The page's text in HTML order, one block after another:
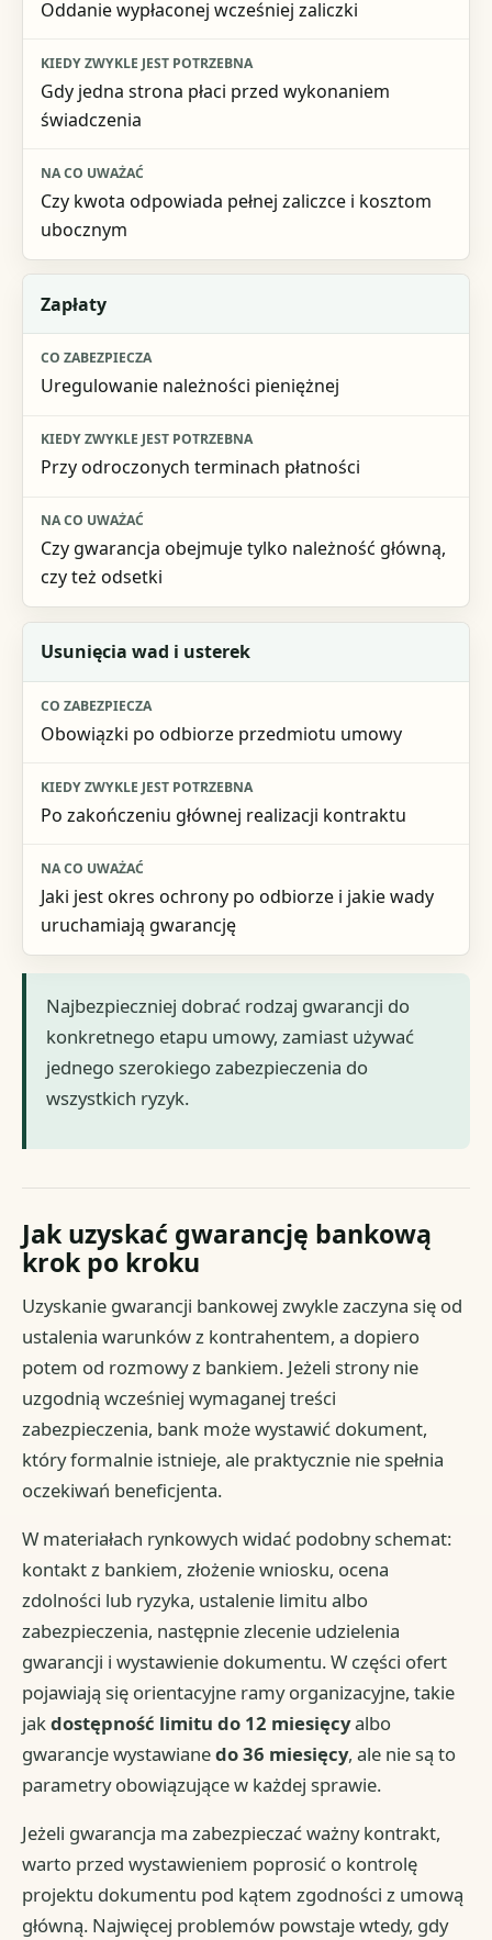
Oddanie wypłaconej wcześniej zaliczki
Gdy jedna strona płaci przed wykonaniem
świadczenia
Czy kwota odpowiada pełnej zaliczce i kosztom
ubocznym
Zapłaty
Uregulowanie należności pieniężnej
Przy odroczonych terminach płatności
Czy gwarancja obejmuje tylko należność główną,
czy też odsetki
Usunięcia wad i usterek
Obowiązki po odbiorze przedmiotu umowy
Po zakończeniu głównej realizacji kontraktu
Jaki jest okres ochrony po odbiorze i jakie wady
uruchamiają gwarancję
Najbezpieczniej dobrać rodzaj gwarancji do
konkretnego etapu umowy, zamiast używać
jednego szerokiego zabezpieczenia do
wszystkich ryzyk.
Jak uzyskać gwarancję bankową
krok po kroku
Uzyskanie gwarancji bankowej zwykle zaczyna się od
ustalenia warunków z kontrahentem, a dopiero
potem od rozmowy z bankiem. Jeżeli strony nie
uzgodnią wcześniej wymaganej treści
zabezpieczenia, bank może wystawić dokument,
który formalnie istnieje, ale praktycznie nie spełnia
oczekiwań beneficjenta.
W materiałach rynkowych widać podobny schemat:
kontakt z bankiem, złożenie wniosku, ocena
zdolności lub ryzyka, ustalenie limitu albo
zabezpieczenia, następnie zlecenie udzielenia
gwarancji i wystawienie dokumentu. W części ofert
pojawiają się orientacyjne ramy organizacyjne, takie
jakdostępność limitu do 12 miesięcyalbo
gwarancje wystawianedo 36 miesięcy, ale nie są to
parametry obowiązujące w każdej sprawie.
Jeżeli gwarancja ma zabezpieczać ważny kontrakt,
warto przed wystawieniem poprosić o kontrolę
projektu dokumentu pod kątem zgodności z umową
główną. Najwięcej problemów powstaje wtedy, gdy